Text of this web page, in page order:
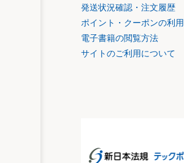
発送状況確認・注文履歴
ポイント・クーポンの利用
電子書籍の閲覧方法
サイトのご利用について